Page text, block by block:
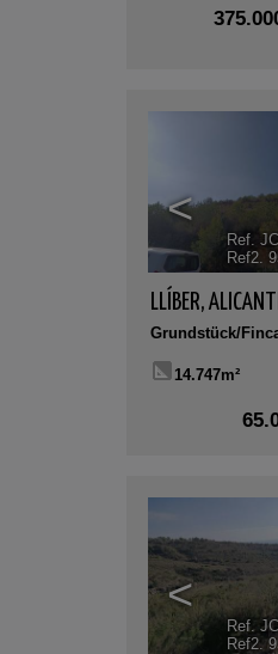
<
Ref.
Ref2.
LLÍBER,
Grundstück/
14.747m²
<
Ref.
Ref2.